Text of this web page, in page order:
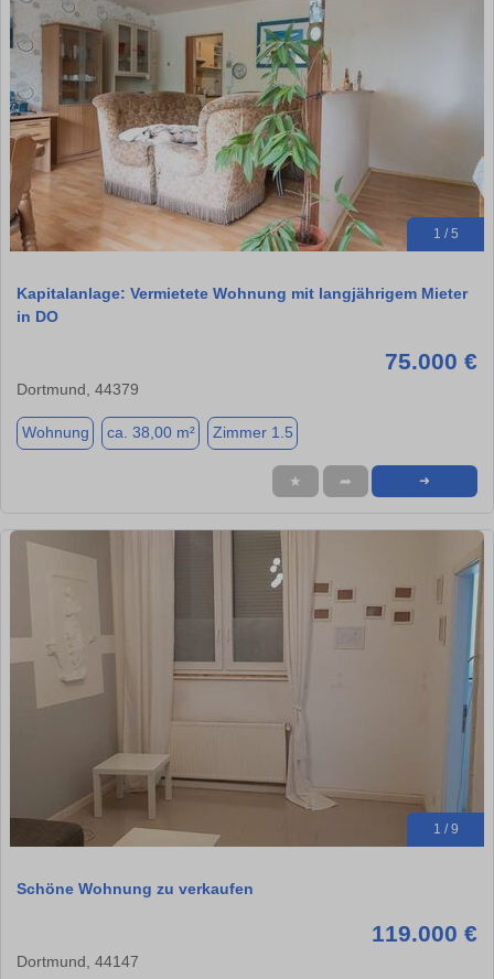
1 / 5
Kapitalanlage: Vermietete Wohnung mit langjährigem Mieter
in DO
75.000 €
Dortmund, 44379
Wohnung ca. 38,00 m² Zimmer 1.5
★ ➦ ➜
1 / 9
Schöne Wohnung zu verkaufen
119.000 €
Dortmund, 44147